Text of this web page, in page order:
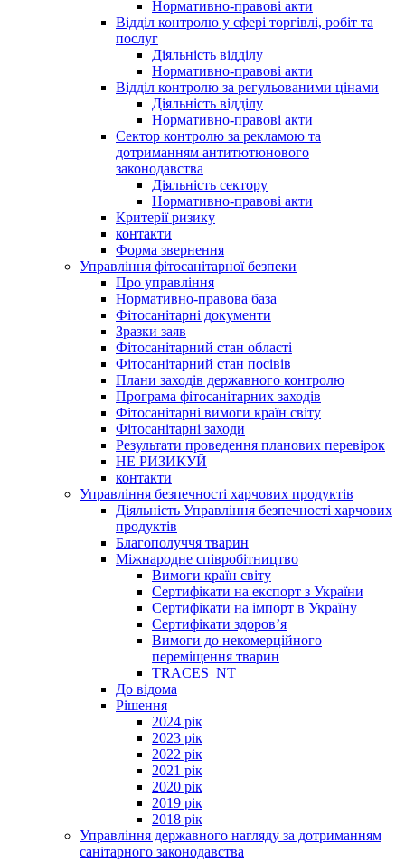
Нормативно-правові акти
Відділ контролю у сфері торгівлі, робіт та
послуг
Діяльність відділу
Нормативно-правові акти
Відділ контролю за регульованими цінами
Діяльність відділу
Нормативно-правові акти
Сектор контролю за рекламою та
дотриманням антитютюнового
законодавства
Діяльність сектору
Нормативно-правові акти
Критерії ризику
контакти
Форма звернення
Управління фітосанітарної безпеки
Про управління
Нормативно-правова база
Фітосанітарні документи
Зразки заяв
Фітосанітарний стан області
Фітосанітарний стан посівів
Плани заходів державного контролю
Програма фітосанітарних заходів
Фітосанітарні вимоги країн світу
Фітосанітарні заходи
Результати проведення планових перевірок
НЕ РИЗИКУЙ
контакти
Управління безпечності харчових продуктів
Діяльність Управління безпечності харчових
продуктів
Благополуччя тварин
Міжнародне співробітництво
Вимоги країн світу
Сертифікати на експорт з України
Сертифікати на імпорт в Україну
Сертифікати здоров’я
Вимоги до некомерційного
переміщення тварин
TRACES_NT
До відома
Рішення
2024 рік
2023 рік
2022 рік
2021 рік
2020 рік
2019 рік
2018 рік
Управління державного нагляду за дотриманням
санітарного законодавства